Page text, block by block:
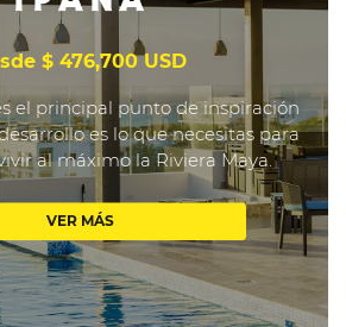
$ 476,700 USD
el principal punto de inspiración
es lo que necesitas para
al máximo la Riviera Maya.
VER MÁS